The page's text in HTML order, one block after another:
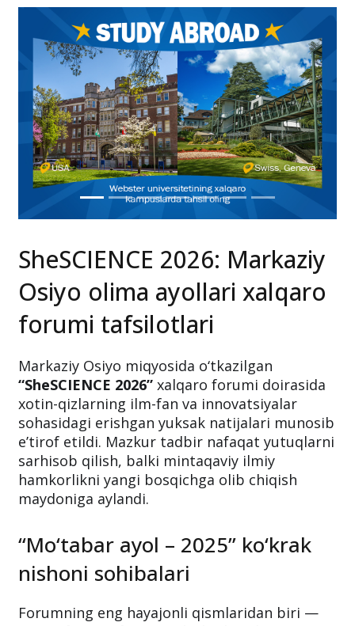
SheSCIENCE 2026: Markaziy
Osiyo olima ayollari xalqaro
forumi tafsilotlari
Markaziy Osiyo miqyosida o‘tkazilgan
“SheSCIENCE 2026” xalqaro forumi doirasida
xotin-qizlarning ilm-fan va innovatsiyalar
sohasidagi erishgan yuksak natijalari munosib
e’tirof etildi. Mazkur tadbir nafaqat yutuqlarni
sarhisob qilish, balki mintaqaviy ilmiy
hamkorlikni yangi bosqichga olib chiqish
maydoniga aylandi.
“Mo‘tabar ayol – 2025” ko‘krak
nishoni sohibalari
Forumning eng hayajonli qismlaridan biri —